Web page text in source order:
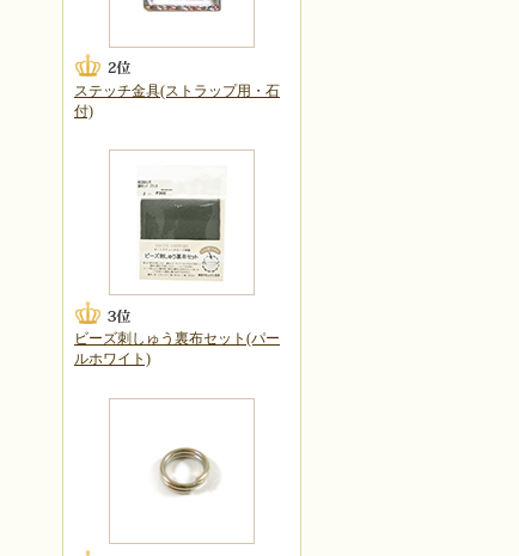
ステッチ金具(ストラップ用・石
付)
ビーズ刺しゅう裏布セット(パー
ルホワイト)